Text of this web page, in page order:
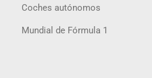
Coches autónomos
Mundial de Fórmula 1